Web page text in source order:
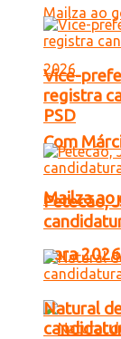
Com
Mailza ao
para 2026
Vice-
registra
PSD
Petecão,
Natural